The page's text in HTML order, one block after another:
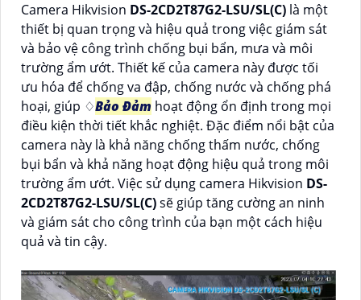
Camera Hikvision DS-2CD2T87G2-LSU/SL(C) là một
thiết bị quan trọng và hiệu quả trong việc giám sát
và bảo vệ công trình chống bụi bẩn, mưa và môi
trường ẩm ướt. Thiết kế của camera này được tối
ưu hóa để chống va đập, chống nước và chống phá
hoại, giúp ♢Bảo Đảm hoạt động ổn định trong mọi
điều kiện thời tiết khắc nghiệt. Đặc điểm nổi bật của
camera này là khả năng chống thấm nước, chống
bụi bẩn và khả năng hoạt động hiệu quả trong môi
trường ẩm ướt. Việc sử dụng camera Hikvision DS-
2CD2T87G2-LSU/SL(C)sẽ giúp tăng cường an ninh
và giám sát cho công trình của bạn một cách hiệu
quả và tin cậy.